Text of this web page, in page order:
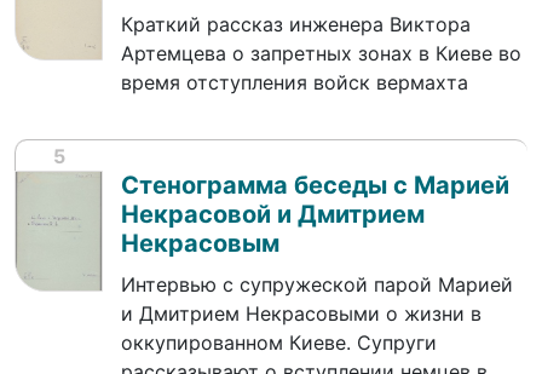
Краткий рассказ инженера Виктора
Артемцева о запретных зонах в Киеве во
время отступления войск вермахта
5
Стенограмма беседы с Марией
Некрасовой и Дмитрием
Некрасовым
Интервью с супружеской парой Марией
и Дмитрием Некрасовыми о жизни в
оккупированном Киеве. Супруги